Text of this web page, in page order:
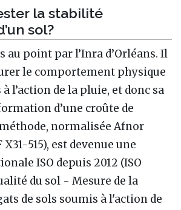
la stabilité
sol?
au point par l’Inra d’Orléans. Il
le comportement physique
l’action de la pluie, et donc sa
d’une croûte de
normalisée Afnor
515), est devenue une
ISO depuis 2012 (ISO
du sol - Mesure de la
de sols soumis à l'action de